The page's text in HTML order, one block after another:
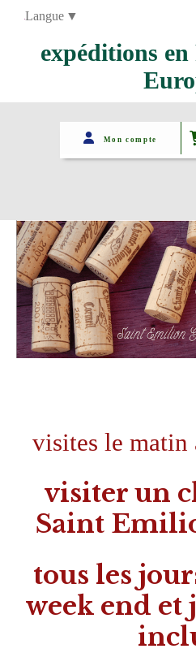
expéditions
Mon compte
visites le matin
visiter un
Saint
tous les
week end et
Langue ▼